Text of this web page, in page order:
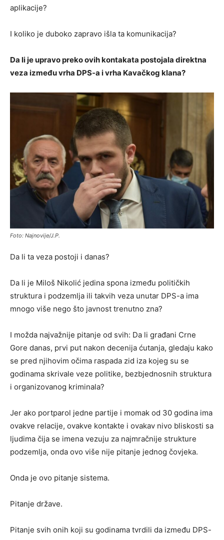
aplikacije?
I koliko je duboko zapravo išla ta komunikacija?
Da li je upravo preko ovih kontakata postojala direktna
veza između vrha DPS-a i vrha Kavačkog klana?
Foto: Najnovije/J.P.
Da li ta veza postoji i danas?
Da li je Miloš Nikolić jedina spona između političkih
struktura i podzemlja ili takvih veza unutar DPS-a ima
mnogo više nego što javnost trenutno zna?
I možda najvažnije pitanje od svih: Da li građani Crne
Gore danas, prvi put nakon decenija ćutanja, gledaju kako
se pred njihovim očima raspada zid iza kojeg su se
godinama skrivale veze politike, bezbjednosnih struktura
i organizovanog kriminala?
Jer ako portparol jedne partije i momak od 30 godina ima
ovakve relacije, ovakve kontakte i ovakav nivo bliskosti sa
ljudima čija se imena vezuju za najmračnije strukture
podzemlja, onda ovo više nije pitanje jednog čovjeka.
Onda je ovo pitanje sistema.
Pitanje države.
Pitanje svih onih koji su godinama tvrdili da između DPS-